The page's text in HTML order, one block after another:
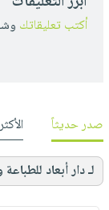
أكتب تعليقاتك
صدر حديثاً
لـ دار أبعاد